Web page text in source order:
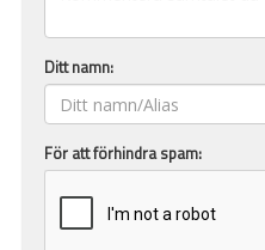
Ditt namn:
För att förhindra spam: